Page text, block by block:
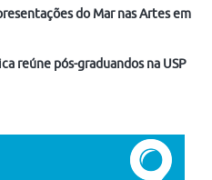
do Mar nas Artes em
reúne pós-graduandos na USP